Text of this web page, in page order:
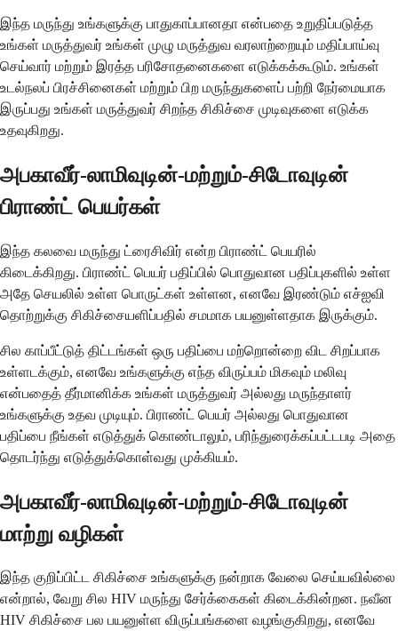
இந்த மருந்து உங்களுக்கு பாதுகாப்பானதா என்பதை உறுதிப்படுத்த
உங்கள் மருத்துவர் உங்கள் முழு மருத்துவ வரலாற்றையும் மதிப்பாய்வு
செய்வார் மற்றும் இரத்த பரிசோதனைகளை எடுக்கக்கூடும். உங்கள்
உடல்நலப் பிரச்சினைகள் மற்றும் பிற மருந்துகளைப் பற்றி நேர்மையாக
இருப்பது உங்கள் மருத்துவர் சிறந்த சிகிச்சை முடிவுகளை எடுக்க
உதவுகிறது.
அபகாவீர்-லாமிவுடின்-மற்றும்-சிடோவுடின்
பிராண்ட் பெயர்கள்
இந்த கலவை மருந்து ட்ரைசிவிர் என்ற பிராண்ட் பெயரில்
கிடைக்கிறது. பிராண்ட் பெயர் பதிப்பில் பொதுவான பதிப்புகளில் உள்ள
அதே செயலில் உள்ள பொருட்கள் உள்ளன, எனவே இரண்டும் எச்ஐவி
தொற்றுக்கு சிகிச்சையளிப்பதில் சமமாக பயனுள்ளதாக இருக்கும்.
சில காப்பீட்டுத் திட்டங்கள் ஒரு பதிப்பை மற்றொன்றை விட சிறப்பாக
உள்ளடக்கும், எனவே உங்களுக்கு எந்த விருப்பம் மிகவும் மலிவு
என்பதைத் தீர்மானிக்க உங்கள் மருத்துவர் அல்லது மருந்தாளர்
உங்களுக்கு உதவ முடியும். பிராண்ட் பெயர் அல்லது பொதுவான
பதிப்பை நீங்கள் எடுத்துக் கொண்டாலும், பரிந்துரைக்கப்பட்டபடி அதை
தொடர்ந்து எடுத்துக்கொள்வது முக்கியம்.
அபகாவீர்-லாமிவுடின்-மற்றும்-சிடோவுடின்
மாற்று வழிகள்
இந்த குறிப்பிட்ட சிகிச்சை உங்களுக்கு நன்றாக வேலை செய்யவில்லை
என்றால், வேறு சில HIV மருந்து சேர்க்கைகள் கிடைக்கின்றன. நவீன
HIV சிகிச்சை பல பயனுள்ள விருப்பங்களை வழங்குகிறது, எனவே